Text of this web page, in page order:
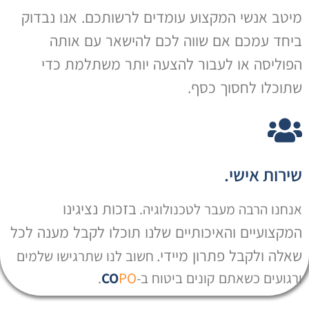
מיטב אנשי המקצוע עומדים לרשותכם. אנו נבדוק
ביחד עמכם אם שווה לכם להישאר עם אותה
הפוליסה או לעבור להצעה יותר משתלמת כדי
שתוכלו לחסוך כסף.
שירות אישי.
אנחנו הרבה מעבר לטכנולוגיה. בזכות נציגינו
המקצועיים והאיכותיים שלנו תוכלו לקבל מענה לכל
שאלה ולקבל פתרון מיידי. חשוב לנו שתרגישו שלמים
ורגועים כשאתם קונים ביטוח ב-
COPO
.